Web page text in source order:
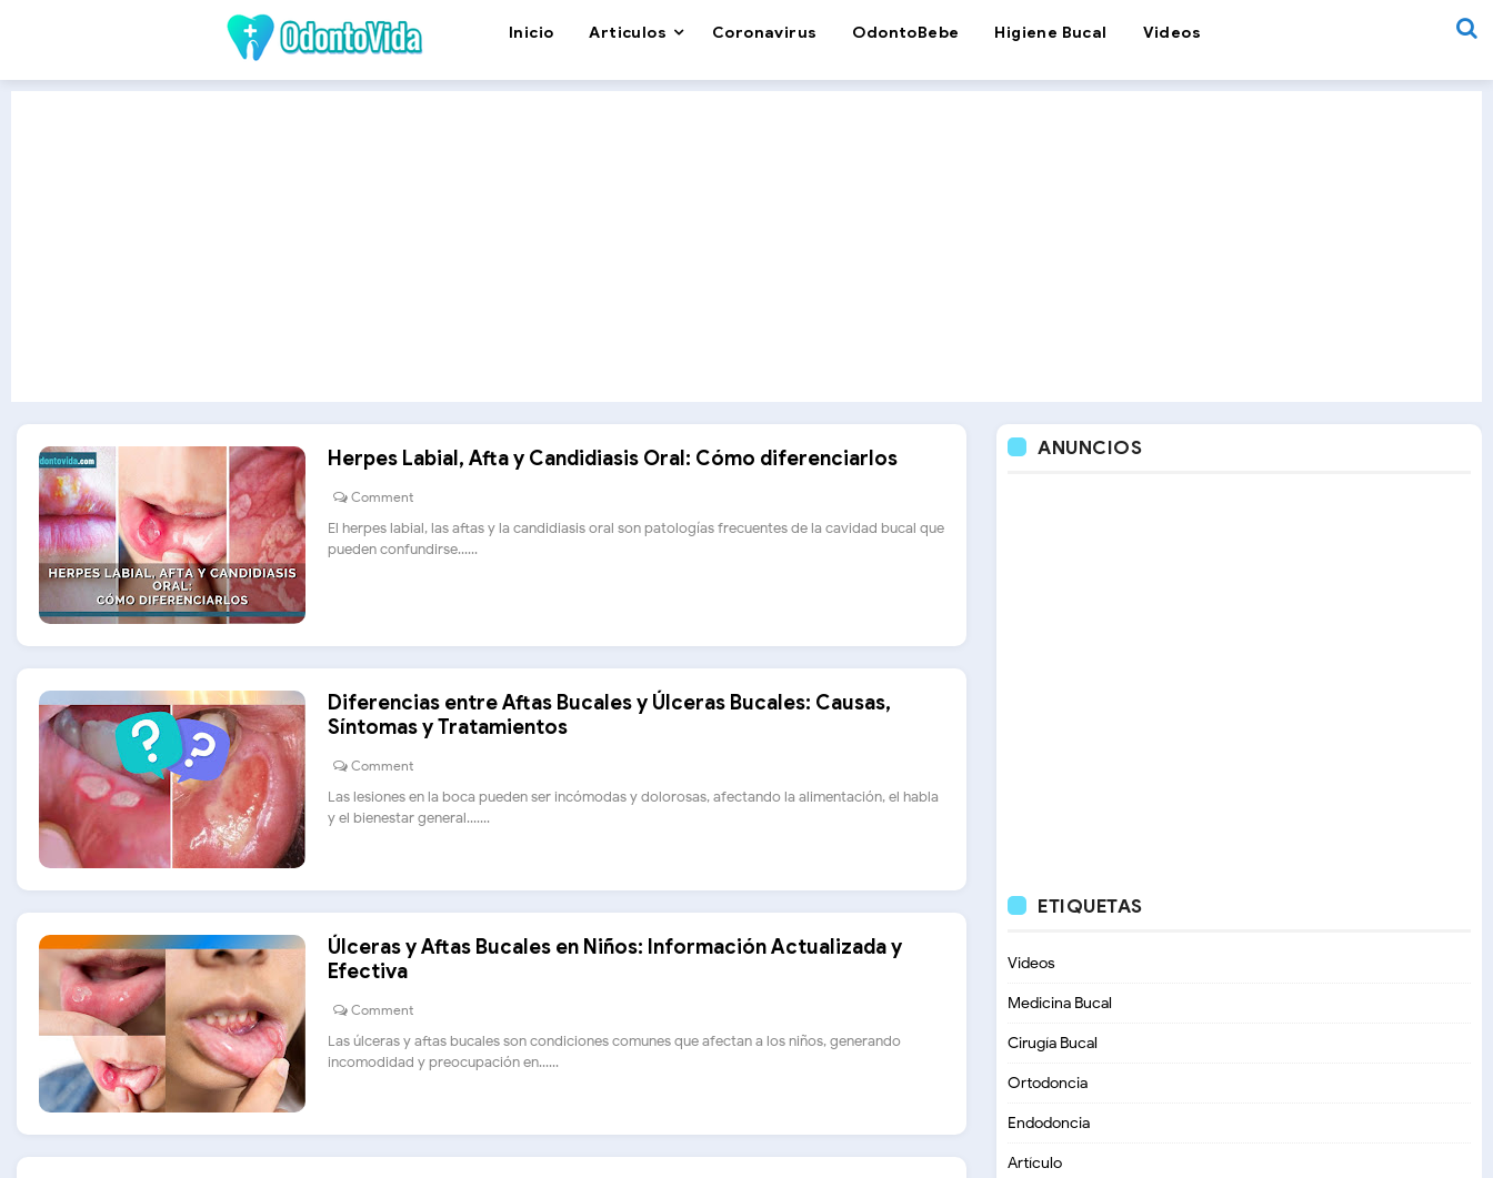
Inicio Articulos Coronavirus OdontoBebe Higiene Bucal Videos
Herpes Labial, Afta y Candidiasis Oral: Cómo diferenciarlos
Comment
El herpes labial, las aftas y la candidiasis oral son patologías frecuentes de la cavidad bucal que
pueden confundirse......
Diferencias entre Aftas Bucales y Úlceras Bucales: Causas,
Síntomas y Tratamientos
Comment
Las lesiones en la boca pueden ser incómodas y dolorosas, afectando la alimentación, el habla
y el bienestar general.......
Úlceras y Aftas Bucales en Niños: Información Actualizada y
Efectiva
Comment
Las úlceras y aftas bucales son condiciones comunes que afectan a los niños, generando
incomodidad y preocupación en......
ANUNCIOS
ETIQUETAS
Videos
Medicina Bucal
Cirugía Bucal
Ortodoncia
Endodoncia
Artículo